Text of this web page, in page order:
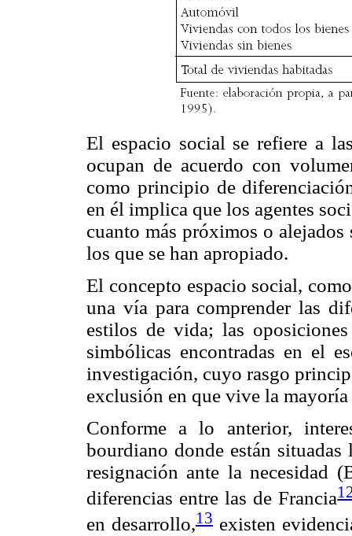
El espacio social se refiere a
ocupan de acuerdo con
como principio de
en él implica que los agentes
cuanto más próximos o
los que se han apropiado.
El concepto espacio social,
una vía para comprender las
estilos de vida; las
simbólicas encontradas en el
investigación, cuyo rasgo
exclusión en que vive la
Conforme a lo anterior,
bourdiano donde están situadas
resignación ante la necesidad
diferencias entre las de Francia
en desarrollo,13existen